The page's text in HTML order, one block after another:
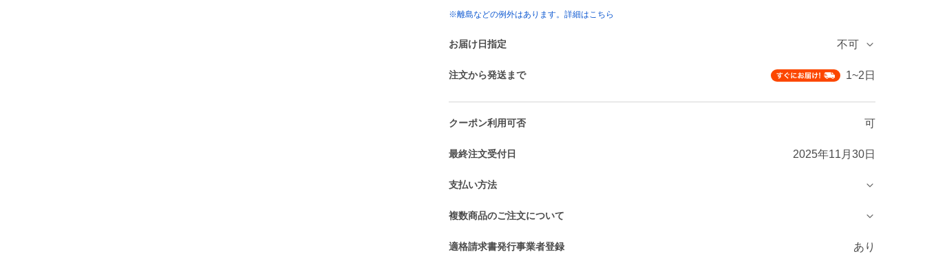
※離島などの例外はあります。詳細はこちら
お届け日指定 不可
注文から発送まで 1~2日
クーポン利用可否 可
最終注文受付日 2025年11月30日
支払い方法
複数商品のご注文について
適格請求書発行事業者登録 あり